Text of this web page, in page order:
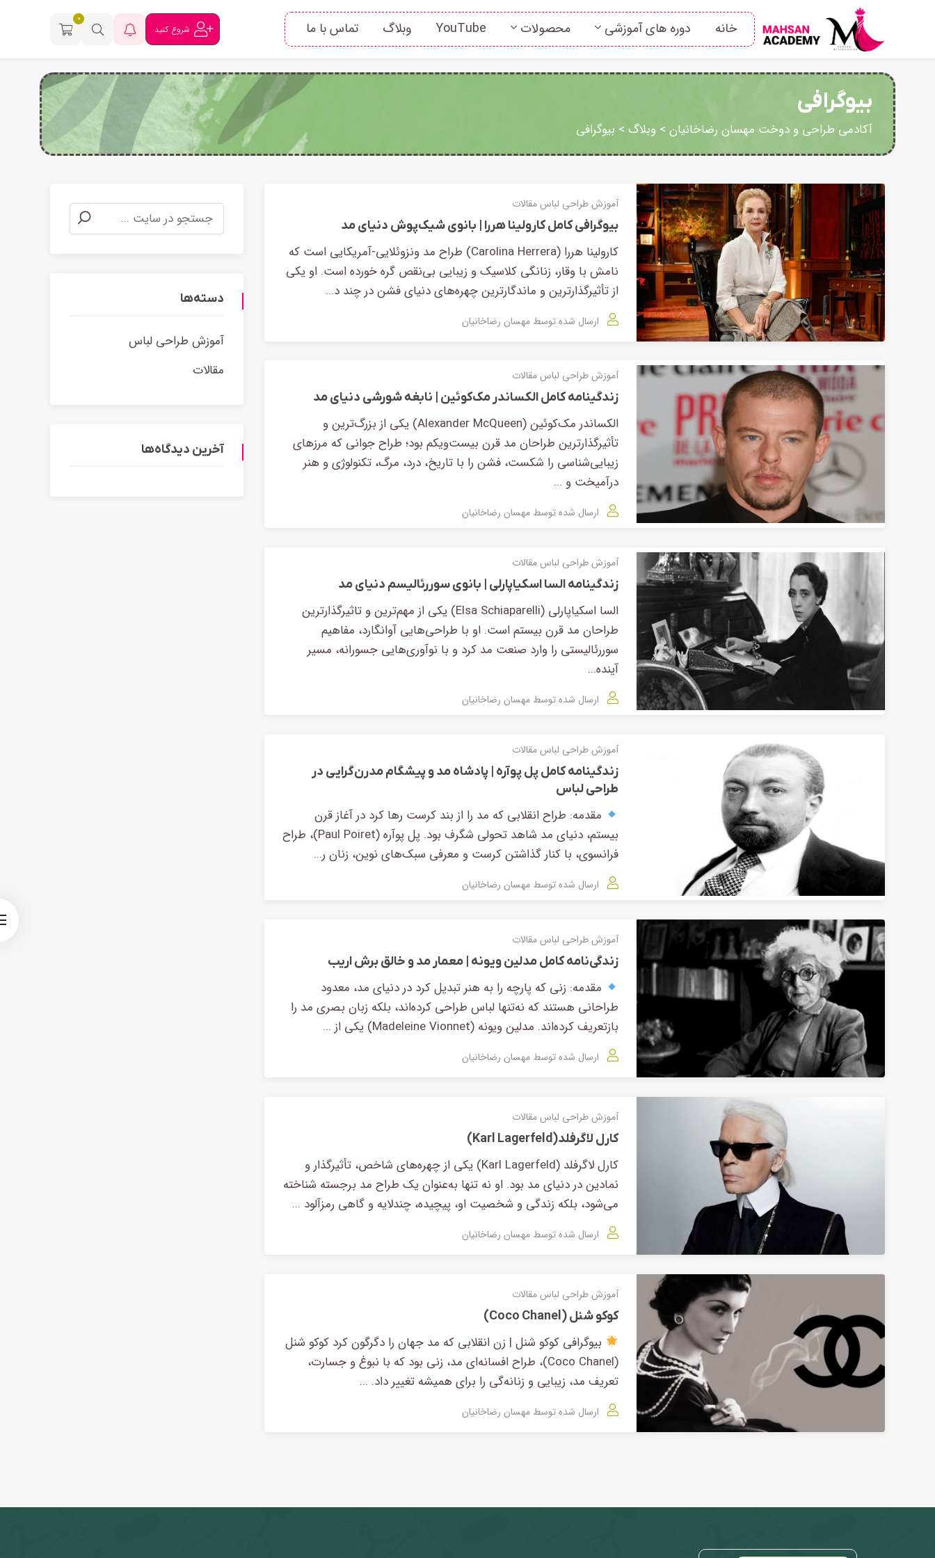
خانه دوره های آموزشی محصولات YouTube وبلاگ تماس با ما شروع کنید
0
بیوگرافی
آکادمی طراحی و دوخت مهسان رضاخانیان > وبلاگ > بیوگرافی
آموزش طراحی لباس مقالات
بیوگرافی کامل کارولینا هررا | بانوی شیک‌پوش دنیای مد
کارولینا هررا (Carolina Herrera) طراح مد ونزوئلایی-آمریکایی است که
نامش با وقار، زنانگی کلاسیک و زیبایی بی‌نقص گره خورده است. او یکی
از تأثیرگذارترین و ماندگارترین چهره‌های دنیای فشن در چند د...
ارسال شده توسط مهسان رضاخانیان
آموزش طراحی لباس مقالات
زندگینامه کامل الکساندر مک‌کوئین | نابغه‌ شورشی دنیای مد
الکساندر مک‌کوئین (Alexander McQueen) یکی از بزرگ‌ترین و
تأثیرگذارترین طراحان مد قرن بیست‌ویکم بود؛ طراح جوانی که مرزهای
زیبایی‌شناسی را شکست، فشن را با تاریخ، درد، مرگ، تکنولوژی و هنر
درآمیخت و ...
ارسال شده توسط مهسان رضاخانیان
آموزش طراحی لباس مقالات
زندگینامه السا اسکیاپارلی | بانوی سوررئالیسم دنیای مد
السا اسکیاپارلی (Elsa Schiaparelli) یکی از مهم‌ترین و تاثیرگذارترین
طراحان مد قرن بیستم است. او با طراحی‌هایی آوانگارد، مفاهیم
سوررئالیستی را وارد صنعت مد کرد و با نوآوری‌هایی جسورانه، مسیر
آینده...
ارسال شده توسط مهسان رضاخانیان
آموزش طراحی لباس مقالات
زندگینامه کامل پل پوآره | پادشاه مد و پیشگام مدرن‌گرایی در
طراحی لباس
مقدمه: طراح انقلابی که مد را از بند کرست رها کرد در آغاز قرن
بیستم، دنیای مد شاهد تحولی شگرف بود. پل پوآره (Paul Poiret)، طراح
فرانسوی، با کنار گذاشتن کرست و معرفی سبک‌های نوین، زنان ر...
ارسال شده توسط مهسان رضاخانیان
آموزش طراحی لباس مقالات
زندگی‌نامه کامل مدلین ویونه | معمار مد و خالق برش اریب
مقدمه: زنی که پارچه را به هنر تبدیل کرد در دنیای مد، معدود
طراحانی هستند که نه‌تنها لباس طراحی کرده‌اند، بلکه زبان بصری مد را
بازتعریف کرده‌اند. مدلین ویونه (Madeleine Vionnet) یکی از ...
ارسال شده توسط مهسان رضاخانیان
آموزش طراحی لباس مقالات
کارل لاگرفلد(Karl Lagerfeld)
کارل لاگرفلد (Karl Lagerfeld) یکی از چهره‌های شاخص، تأثیرگذار و
نمادین در دنیای مد بود. او نه تنها به‌عنوان یک طراح مد برجسته شناخته
می‌شود، بلکه زندگی و شخصیت او، پیچیده، چندلایه و گاهی رمزآلود ...
ارسال شده توسط مهسان رضاخانیان
آموزش طراحی لباس مقالات
کوکو شنل (Coco Chanel)
بیوگرافی کوکو شنل | زن انقلابی که مد جهان را دگرگون کرد کوکو شنل
(Coco Chanel)، طراح افسانه‌ای مد، زنی بود که با نبوغ و جسارت،
تعریف مد، زیبایی و زنانه‌گی را برای همیشه تغییر داد. ...
ارسال شده توسط مهسان رضاخانیان
دسته‌ها
آموزش طراحی لباس
مقالات
آخرین دیدگاه‌ها